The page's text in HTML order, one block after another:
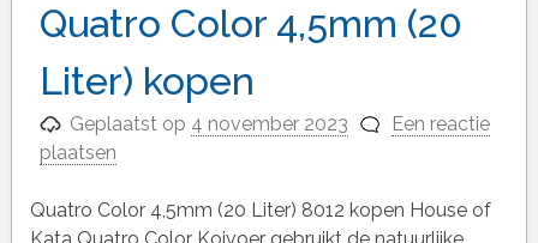
Quatro Color 4,5mm (20
Liter) kopen
Geplaatst op 4 november 2023
Een reactie
plaatsen
Quatro Color 4,5mm (20 Liter) 8012 kopen House of